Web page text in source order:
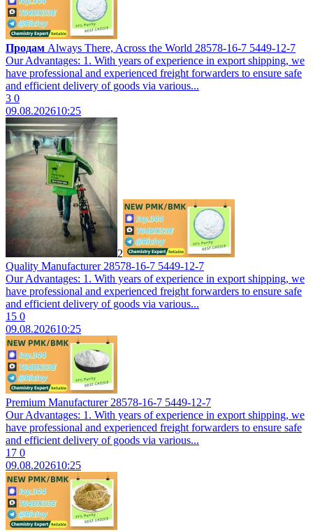
Продам Always There, Across the World 28578-16-7 5449-12-7
Our Advantages: 1. With years of experience in export shipping, we
have professional and experienced freight forwarders to ensure safe
and efficient delivery of goods via various...
3 0
09.08.202610:25
2
Quality Manufacturer 28578-16-7 5449-12-7
Our Advantages: 1. With years of experience in export shipping, we
have professional and experienced freight forwarders to ensure safe
and efficient delivery of goods via various...
15 0
09.08.202610:25
Premium Manufacturer 28578-16-7 5449-12-7
Our Advantages: 1. With years of experience in export shipping, we
have professional and experienced freight forwarders to ensure safe
and efficient delivery of goods via various...
17 0
09.08.202610:25